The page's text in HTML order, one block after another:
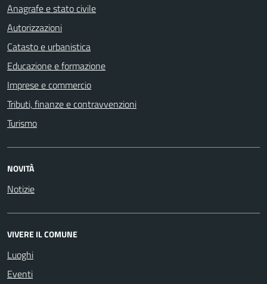
Anagrafe e stato civile
Autorizzazioni
Catasto e urbanistica
Educazione e formazione
Imprese e commercio
Tributi, finanze e contravvenzioni
Turismo
NOVITÀ
Notizie
VIVERE IL COMUNE
Luoghi
Eventi